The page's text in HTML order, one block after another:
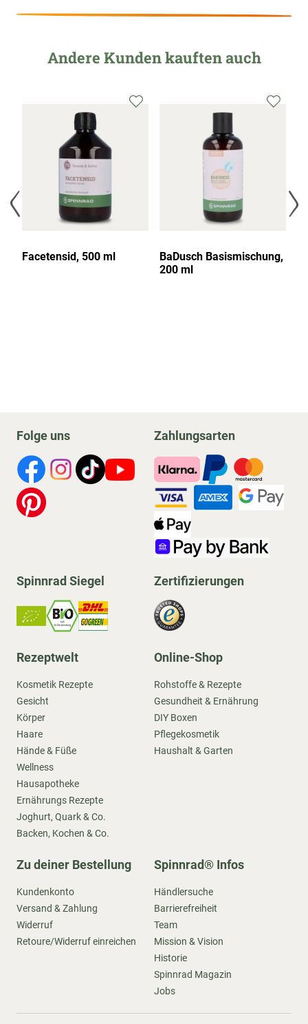
Andere Kunden kauften auch
Facetensid, 500 ml
BaDusch Basismischung,
200 ml
Folge uns Zahlungsarten
Spinnrad Siegel Zertifizierungen
Rezeptwelt
Kosmetik Rezepte
Gesicht
Körper
Haare
Hände & Füße
Wellness
Hausapotheke
Ernährungs Rezepte
Joghurt, Quark & Co.
Backen, Kochen & Co.
Online-Shop
Rohstoffe & Rezepte
Gesundheit & Ernährung
DIY Boxen
Pflegekosmetik
Haushalt & Garten
Zu deiner Bestellung
Kundenkonto
Versand & Zahlung
Widerruf
Retoure/Widerruf einreichen
Spinnrad® Infos
Händlersuche
Barrierefreiheit
Team
Mission & Vision
Historie
Spinnrad Magazin
Jobs